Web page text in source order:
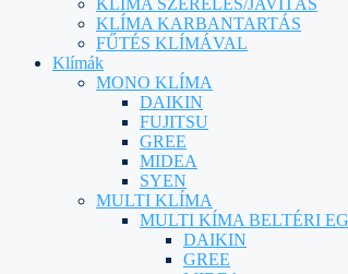
KLÍMA SZERELÉS/JAVÍTÁS
KLÍMA KARBANTARTÁS
FŰTÉS KLÍMÁVAL
Klímák
MONO KLÍMA
DAIKIN
FUJITSU
GREE
MIDEA
SYEN
MULTI KLÍMA
MULTI KÍMA BELTÉRI
DAIKIN
GREE